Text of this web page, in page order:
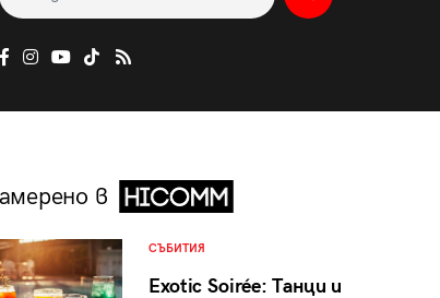
в
СЪБИТИЯ
Exotic Soirée: Танци и